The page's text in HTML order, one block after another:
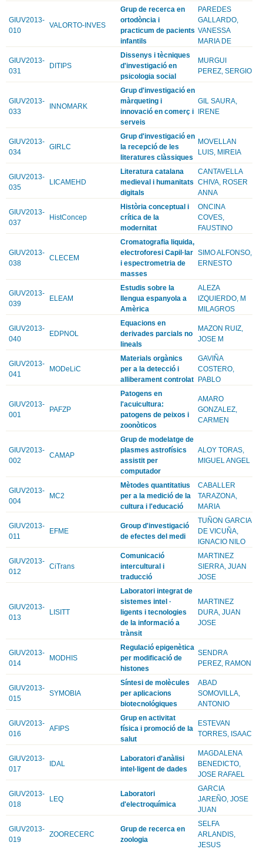
GIUV2013-
010
VALORTO-INVES
Grup de recerca en
ortodòncia i
practicum de pacients
infantils
PAREDES
GALLARDO,
VANESSA
MARIA DE
GIUV2013-
031
DITIPS
Dissenys i tècniques
d'investigació en
psicologia social
MURGUI
PEREZ, SERGIO
GIUV2013-
033
INNOMARK
Grup d'investigació en
màrqueting i
innovació en comerç i
serveis
GIL SAURA,
IRENE
GIUV2013-
034
GIRLC
Grup d'investigació en
la recepció de les
literatures clàssiques
MOVELLAN
LUIS, MIREIA
GIUV2013-
035
LICAMEHD
Literatura catalana
medieval i humanitats
digitals
CANTAVELLA
CHIVA, ROSER
ANNA
GIUV2013-
037
HistConcep
Història conceptual i
crítica de la
modernitat
ONCINA
COVES,
FAUSTINO
GIUV2013-
038
CLECEM
Cromatografia liquida,
electroforesi Capil·lar
i espectrometria de
masses
SIMO ALFONSO,
ERNESTO
GIUV2013-
039
ELEAM
Estudis sobre la
llengua espanyola a
Amèrica
ALEZA
IZQUIERDO, M
MILAGROS
GIUV2013-
040
EDPNOL
Equacions en
derivades parcials no
lineals
MAZON RUIZ,
JOSE M
GIUV2013-
041
MODeLiC
Materials orgànics
per a la detecció i
alliberament controlat
GAVIÑA
COSTERO,
PABLO
GIUV2013-
001
PAFZP
Patogens en
l'acuicultura:
patogens de peixos i
zoonòticos
AMARO
GONZALEZ,
CARMEN
GIUV2013-
002
CAMAP
Grup de modelatge de
plasmes astrofísics
assistit per
computador
ALOY TORAS,
MIGUEL ANGEL
GIUV2013-
004
MC2
Mètodes quantitatius
per a la medició de la
cultura i l'educació
CABALLER
TARAZONA,
MARIA
GIUV2013-
011
EFME
Group d'investigació
de efectes del medi
TUÑON GARCIA
DE VICUÑA,
IGNACIO NILO
GIUV2013-
012
CiTrans
Comunicació
intercultural i
traducció
MARTINEZ
SIERRA, JUAN
JOSE
GIUV2013-
013
LISITT
Laboratori integrat de
sistemes intel ·
ligents i tecnologies
de la informació a
trànsit
MARTINEZ
DURA, JUAN
JOSE
GIUV2013-
014
MODHIS
Regulació epigenètica
per modificació de
histones
SENDRA
PEREZ, RAMON
GIUV2013-
015
SYMOBIA
Síntesi de molècules
per aplicacions
biotecnológiques
ABAD
SOMOVILLA,
ANTONIO
GIUV2013-
016
AFIPS
Grup en activitat
física i promoció de la
salut
ESTEVAN
TORRES, ISAAC
GIUV2013-
017
IDAL
Laboratori d'anàlisi
intel·ligent de dades
MAGDALENA
BENEDICTO,
JOSE RAFAEL
GIUV2013-
018
LEQ
Laboratori
d'electroquímica
GARCIA
JAREÑO, JOSE
JUAN
GIUV2013-
019
ZOORECERC
Grup de recerca en
zoologia
SELFA
ARLANDIS,
JESUS